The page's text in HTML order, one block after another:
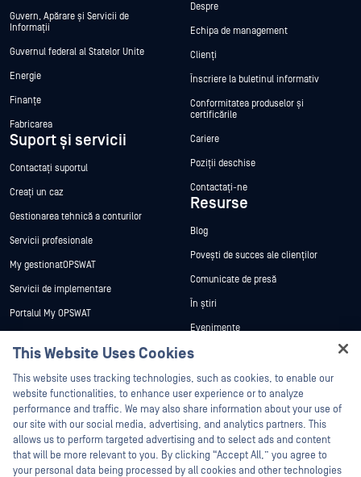
Guvern, Apărare și Servicii de
Informații
Guvernul federal al Statelor Unite
Energie
Finanțe
Fabricarea
Suport și servicii
Contactați suportul
Creați un caz
Gestionarea tehnică a conturilor
Servicii profesionale
My gestionatOPSWAT
Servicii de implementare
Portalul My OPSWAT
Formare
vulnerabilităților
Parteneri
Certificare
Parteneri tehnologici
Despre
Echipa de management
Clienți
Înscriere la buletinul informativ
Conformitatea produselor și
certificările
Cariere
Poziții deschise
Contactați-ne
Resurse
Blog
Povești de succes ale clienților
Comunicate de presă
În știri
Evenimente
Webinare
Fișe de date
Cărți albe
Instrumente gratuite
This Website Uses Cookies
This website uses tracking technologies, such as cookies, to enable our
website functionalities, to enhance user experience or to analyze
performance and traffic. We may also share information about your use of
our site with our social media, advertising, and analytics partners. This
allows us to perform targeted advertising and to select ads and content
that will be more relevant to you. By clicking “Accept All,” you agree to
your personal data being processed by all cookies and other technologies
Hey there!
I'm Ozzy, your OPSWAT virtual assistant.
How can I help you secure what's critical
today?